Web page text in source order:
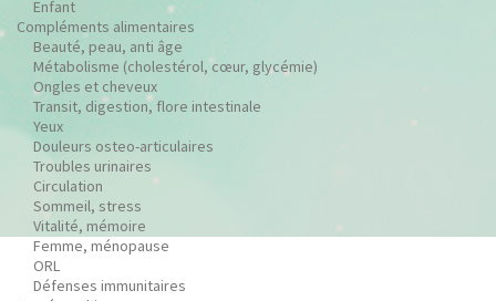
Enfant
Compléments alimentaires
Beauté, peau, anti âge
Métabolisme (cholestérol, cœur, glycémie)
Ongles et cheveux
Transit, digestion, flore intestinale
Yeux
Douleurs osteo-articulaires
Troubles urinaires
Circulation
Sommeil, stress
Vitalité, mémoire
Femme, ménopause
ORL
Défenses immunitaires